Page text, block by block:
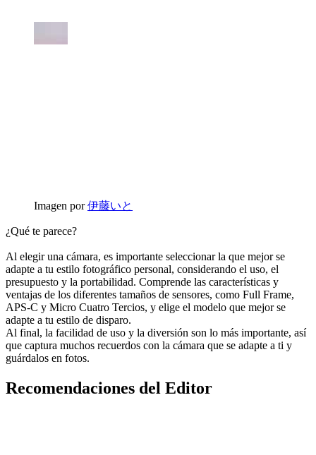
Imagen por伊藤いと
¿Qué te parece?
Al elegir una cámara, es importante seleccionar la que mejor se
adapte a tu estilo fotográfico personal, considerando el uso, el
presupuesto y la portabilidad. Comprende las características y
ventajas de los diferentes tamaños de sensores, como Full Frame,
APS-C y Micro Cuatro Tercios, y elige el modelo que mejor se
adapte a tu estilo de disparo.
Al final, la facilidad de uso y la diversión son lo más importante, así
que captura muchos recuerdos con la cámara que se adapte a ti y
guárdalos en fotos.
Recomendaciones del Editor